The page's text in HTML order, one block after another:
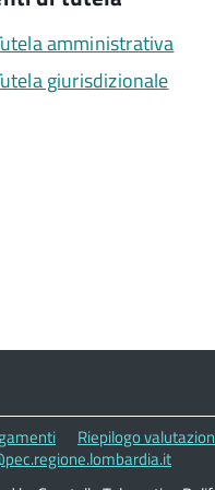
amministrativa
giurisdizionale
Riepilogo